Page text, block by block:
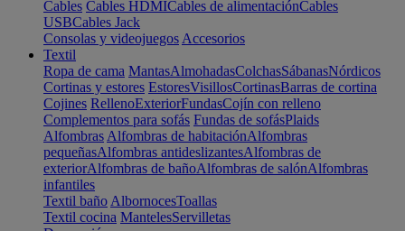
Cables Cables HDMICables de alimentaciónCables
USBCables Jack
Consolas y videojuegos Accesorios
Textil
Ropa de cama MantasAlmohadasColchasSábanasNórdicos
Cortinas y estores EstoresVisillosCortinasBarras de cortina
Cojines RellenoExteriorFundasCojín con relleno
Complementos para sofás Fundas de sofásPlaids
Alfombras Alfombras de habitaciónAlfombras
pequeñasAlfombras antideslizantesAlfombras de
exteriorAlfombras de bañoAlfombras de salónAlfombras
infantiles
Textil baño AlbornocesToallas
Textil cocina MantelesServilletas